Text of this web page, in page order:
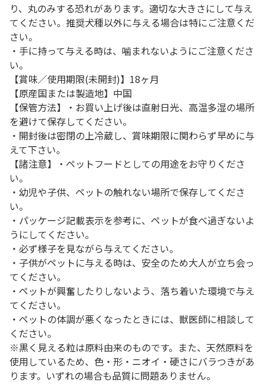
り、丸のみする恐れがあります。適切な大きさにして与え
てください。推奨犬種以外に与える場合は特にご注意くだ
さい。
・手に持って与える時は、噛まれないようにご注意くださ
い。
【賞味／使用期限(未開封)】18ヶ月
【原産国または製造地】中国
【保管方法】・お買い上げ後は直射日光、高温多湿の場所
を避けて保存してください。
・開封後は密閉の上冷蔵し、賞味期限に関わらず早めに与
えて下さい。
【諸注意】・ペットフードとしての用途をお守りくださ
い。
・幼児や子供、ペットの触れない場所で保存してくださ
い。
・パッケージ記載表示を参考に、ペットが食べ過ぎないよ
うにしてください。
・必ず様子を見ながら与えてください。
・子供がペットに与える時は、安全のため大人が立ち会っ
てください。
・ペットが興奮したりしないよう、落ち着いた環境で与え
てください。
・ペットの体調が悪くなったときには、獣医師に相談して
ください。
※黒く見える粒は原料由来のものです。また、天然原料を
使用しているため、色・形・ニオイ・硬さにバラつきがあ
ります。いずれの場合も品質に問題ありません。